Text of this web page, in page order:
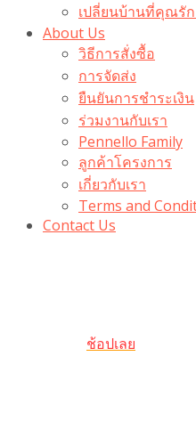
เปลี่ยนบ้านที่คุณรั
About Us
วิธีการสั่งซื้อ
การจัดส่ง
ยืนยันการชำระเงิน
ร่วมงานกับเรา
Pennello Family
ลูกค้าโครงการ
เกี่ยวกับเรา
Terms and
Contact Us
ช้อปเลย